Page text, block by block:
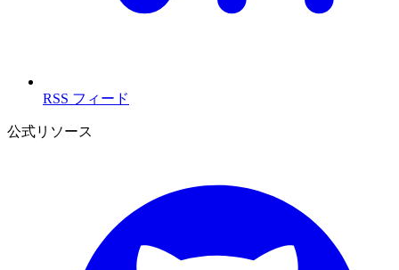
RSS フィード
公式リソース